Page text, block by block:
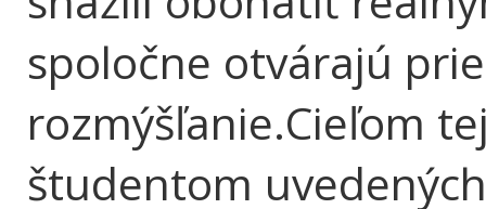
spoločne otvárajú
rozmýšľanie.Cieľom
študentom